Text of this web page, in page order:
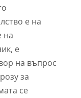
е на
на
е
на въпрос
за
се